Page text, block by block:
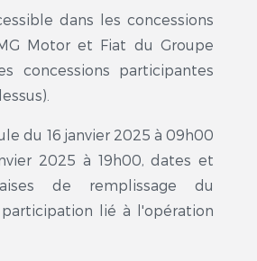
dans les concessions
Motor et Fiat du Groupe
concessions participantes
du 16 janvier 2025 à 09h00
2025 à 19h00, dates et
de remplissage du
lié à l'opération